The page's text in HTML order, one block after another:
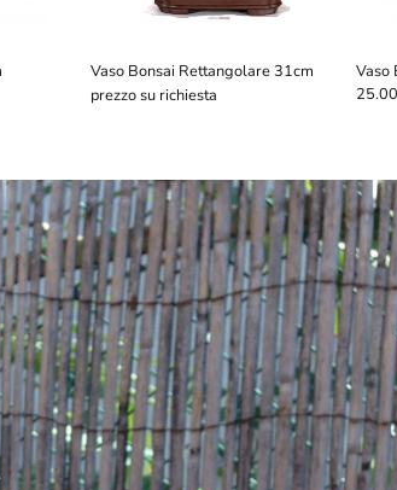
Vaso Bonsai Rettangolare 31cm
prezzo su richiesta
Vaso